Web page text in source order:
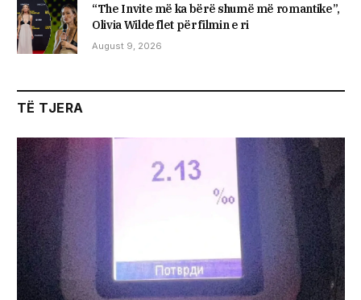
“The Invite më ka bërë shumë më romantike”,
Olivia Wilde flet për filmin e ri
August 9, 2026
TË TJERA